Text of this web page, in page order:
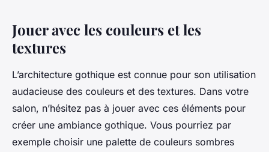
Jouer avec les couleurs et les
textures
L’architecture gothique est connue pour son utilisation
audacieuse des couleurs et des textures. Dans votre
salon, n’hésitez pas à jouer avec ces éléments pour
créer une ambiance gothique. Vous pourriez par
exemple choisir une palette de couleurs sombres